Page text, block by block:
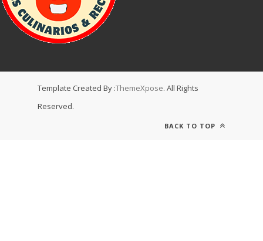
Template Created By :ThemeXpose. All Rights
Reserved.
BACK TO TOP